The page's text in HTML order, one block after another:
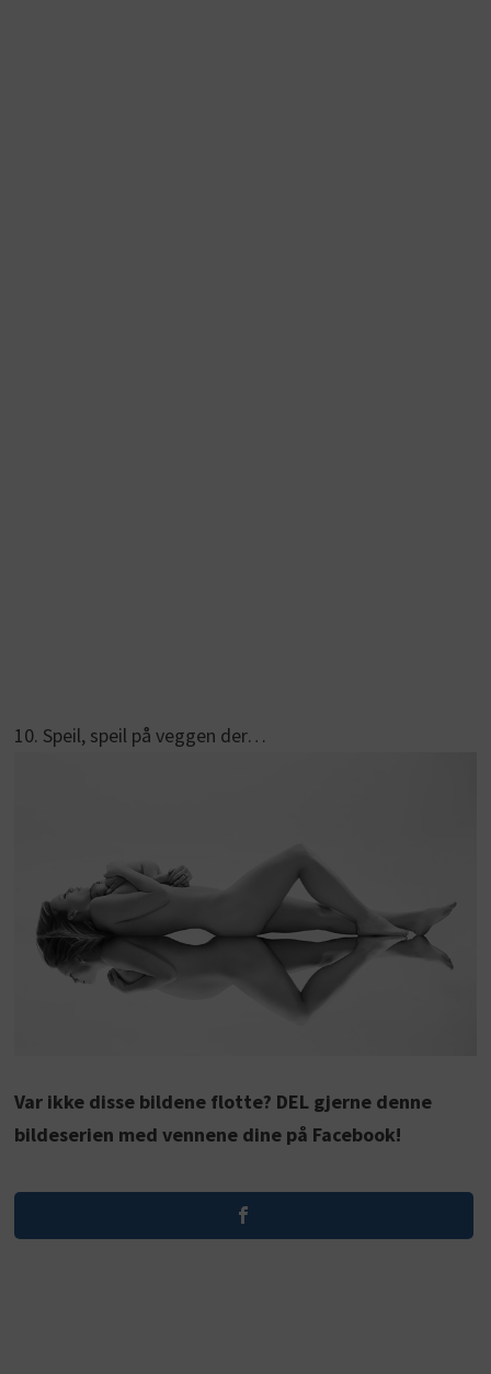
10. Speil, speil på veggen der…
Var ikke disse bildene flotte? DEL gjerne denne
bildeserien med vennene dine på Facebook!